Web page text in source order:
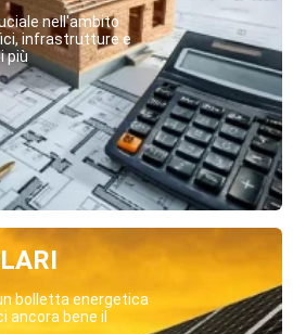
nell'ambito
infrastrutture e
più
bolletta energetica
ancora bene il